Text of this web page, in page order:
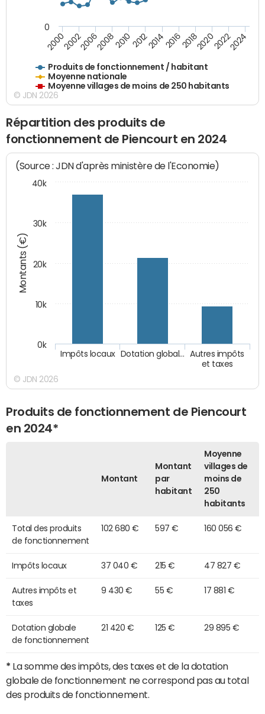
Produits de fonctionnement / habitant
Moyenne nationale
Moyenne villages de moins de 250 habitants
200020022006200820102012201420162018202020222024
0
© JDN 2026
Répartition des produits de
fonctionnement de Piencourt en 2024
Montants (€)
(Source : JDN d'après ministère de l'Economie)
Autres impôts
et taxes
Dotation global…
Impôts locaux
0k
10k
20k
30k
40k
© JDN 2026
Produits de fonctionnement de Piencourt
en 2024*
Montant
Montant
par
habitant
Moyenne
villages de
moins de
250
habitants
Total des produits
de fonctionnement
102 680 € 597 € 160 056 €
Impôts locaux 37 040 € 215 € 47 827 €
Autres impôts et
taxes
9 430 € 55 € 17 881 €
Dotation globale
de fonctionnement
21 420 € 125 € 29 895 €
* La somme des impôts, des taxes et de la dotation
globale de fonctionnement ne correspond pas au total
des produits de fonctionnement.